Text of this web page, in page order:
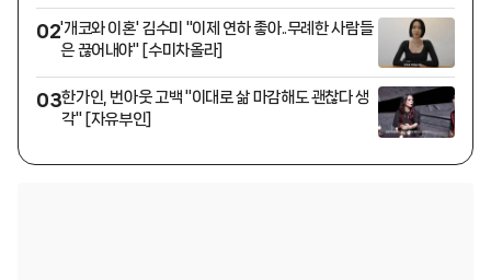
02'개코와 이혼' 김수미 "이제 연하 좋아..무례한 사람들
은 끊어내야" [수미차올라]
03한가인, 번아웃 고백 "이대로 삶 마감해도 괜찮다 생
각" [자유부인]